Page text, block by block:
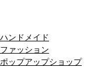
ハンドメイド
ファッション
ポップアップショップ